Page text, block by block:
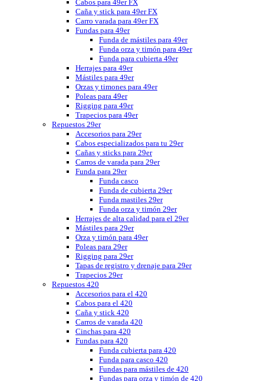
Cabos para 49er FX
Caña y stick para 49er FX
Carro varada para 49er FX
Fundas para 49er
Funda de mástiles para 49er
Funda orza y timón para 49er
Funda para cubierta 49er
Herrajes para 49er
Mástiles para 49er
Orzas y timones para 49er
Poleas para 49er
Rigging para 49er
Trapecios para 49er
Repuestos 29er
Accesorios para 29er
Cabos especializados para tu 29er
Cañas y sticks para 29er
Carros de varada para 29er
Funda para 29er
Funda casco
Funda de cubierta 29er
Funda mastiles 29er
Funda orza y timón 29er
Herrajes de alta calidad para el 29er
Mástiles para 29er
Orza y timón para 49er
Poleas para 29er
Rigging para 29er
Tapas de registro y drenaje para 29er
Trapecios 29er
Repuestos 420
Accesorios para el 420
Cabos para el 420
Caña y stick 420
Carros de varada 420
Cinchas para 420
Fundas para 420
Funda cubierta para 420
Funda para casco 420
Fundas para mástiles de 420
Fundas para orza y timón de 420